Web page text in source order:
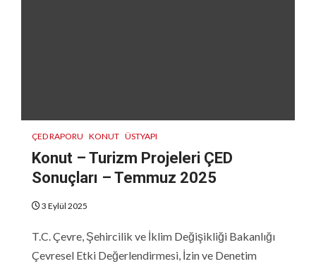
ÇED RAPORU KONUT ÜSTYAPI
Konut – Turizm Projeleri ÇED
Sonuçları – Temmuz 2025
3 Eylül 2025
T.C. Çevre, Şehircilik ve İklim Değişikliği Bakanlığı
Çevresel Etki Değerlendirmesi, İzin ve Denetim